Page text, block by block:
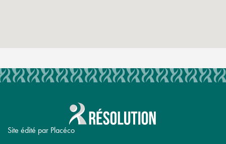
Site édité par Placéco